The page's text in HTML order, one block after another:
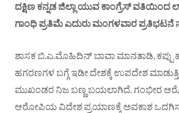
ದಕ್ಷಿಣ ಕನ್ನಡ ಜಿಲ್ಲಾ ಯುವ ಕಾಂಗ್ರೆಸ್ ವತಿಯಿಂದ
ಗಾಂಧಿ ಪ್ರತಿಮೆ ಎದುರು ಮಂಗಳವಾರ
ಶಾಸಕ ಬಿ.ಎ.ಮೊಹಿದಿನ್ ಬಾವಾ ಮಾನತಾಡಿ, ಕಪ್ಪು
ಹಗರಣಗಳ ಬಗ್ಗೆ ಇಡೀ ದೇಶಕ್ಕೆ ಉಪದೇಶ
ಮುಖಂಡರ ನಿಜ ಬಣ್ಣ ಬಯಲಾಗಿದೆ. ಗಂಭೀರ
ಆರೋಪಿಯ ವಿದೇಶ ಪ್ರಯಾಣಕ್ಕೆ ಅವಕಾಶ